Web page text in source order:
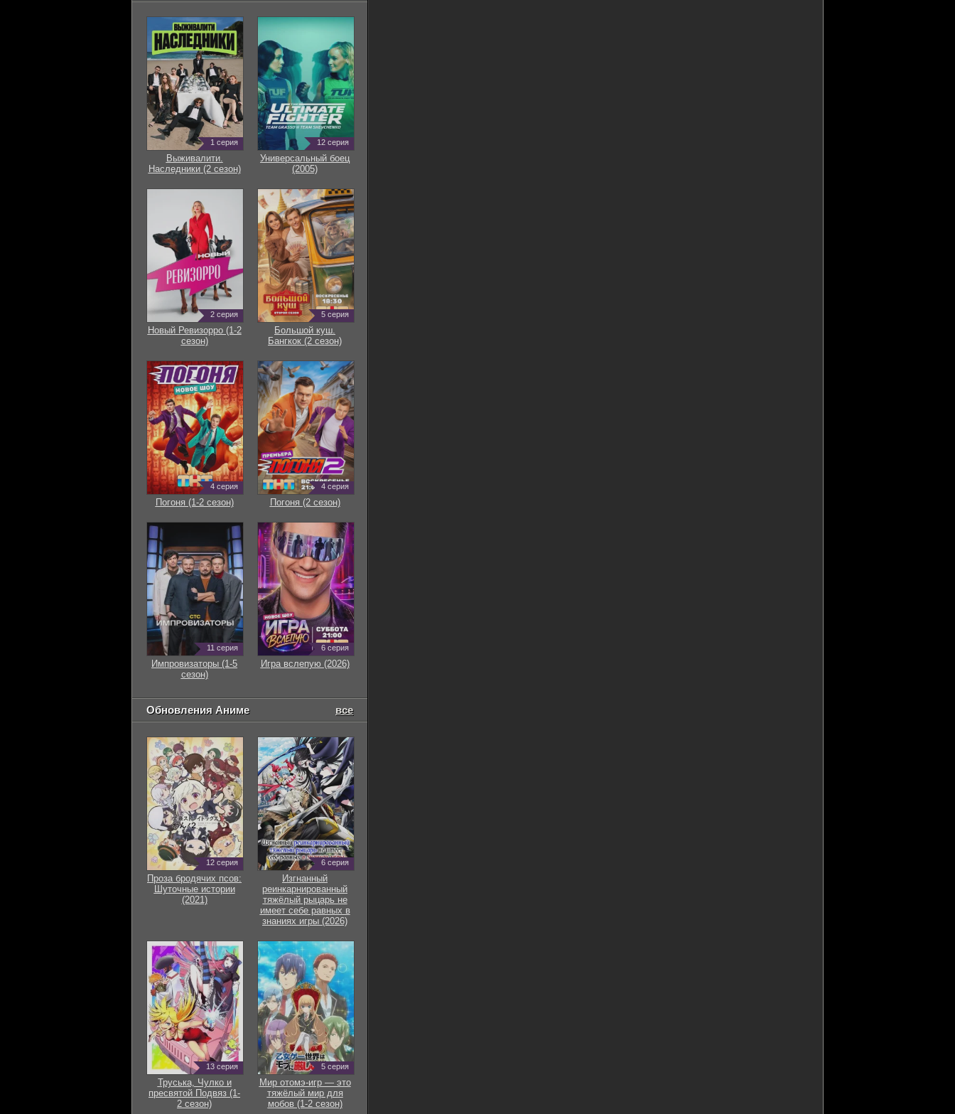
1 серия
Выживалити.
Наследники (2 сезон)
12 серия
Универсальный боец
(2005)
2 серия
Новый Ревизорро (1-2
сезон)
5 серия
Большой куш.
Бангкок (2 сезон)
4 серия
Погоня (1-2 сезон)
4 серия
Погоня (2 сезон)
11 серия
Импровизаторы (1-5
сезон)
6 серия
Игра вслепую (2026)
Обновления Аниме все
12 серия
Проза бродячих псов:
Шуточные истории
(2021)
6 серия
Изгнанный
реинкарнированный
тяжёлый рыцарь не
имеет себе равных в
знаниях игры (2026)
13 серия
Труська, Чулко и
пресвятой Подвяз (1-
2 сезон)
5 серия
Мир отомэ-игр — это
тяжёлый мир для
мобов (1-2 сезон)